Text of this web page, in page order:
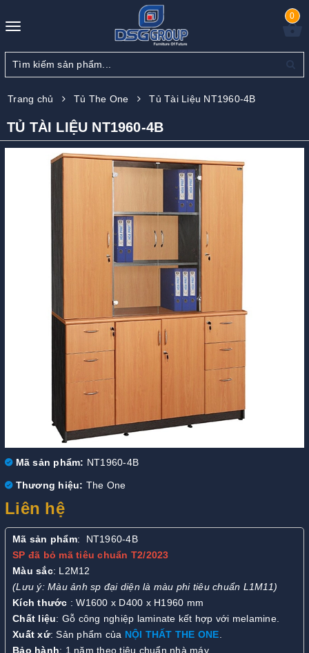
Toggle
0
Trang chủ Tủ The One Tủ Tài Liệu NT1960-4B
TỦ TÀI LIỆU NT1960-4B
Mã sản phẩm: NT1960-4B
Thương hiệu: The One
Liên hệ
Mã sản phẩm: NT1960-4B
SP đã bỏ mã tiêu chuẩn T2/2023
Màu sắc: L2M12
(Lưu ý: Màu ảnh sp đại diện là màu phi tiêu chuẩn L1M11)
Kích thước : W1600 x D400 x H1960 mm
Chất liệu: Gỗ công nghiệp laminate kết hợp với melamine.
Xuất xứ: Sản phẩm của NỘI THẤT THE ONE.
Bảo hành: 1 năm theo tiêu chuẩn nhà máy